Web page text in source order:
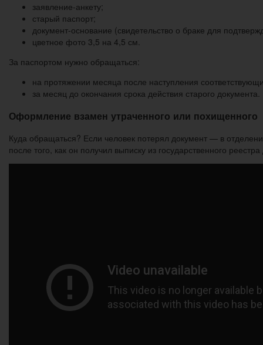
заявление-анкету;
старый паспорт;
документ-основание (свидетельство о браке для
цветное фото 3,5 на 4,5 см.
За паспортом нужно обращаться:
на протяжении месяца после наступления
за месяц до окончания срока действия старого документа.
Оформление взамен утраченного или похищенного
Куда обращаться? Если человек потерял документ — в
после того, как он получил выписку из государственного